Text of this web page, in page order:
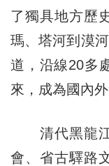
了獨具地方歷
瑪、塔河到漠
道，沿線20多
來，成為國內
清代黑龍江
會、省古驛路